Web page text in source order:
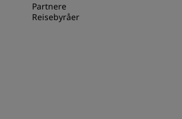
Partnere
Reisebyråer